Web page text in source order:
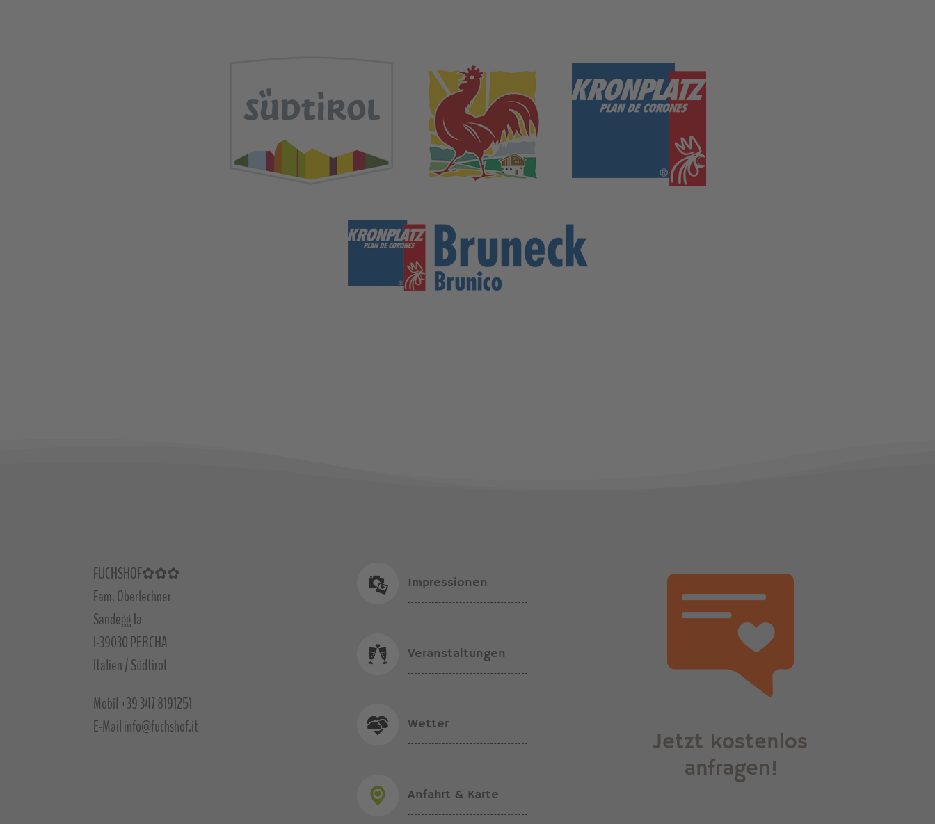
FUCHSHOF✿✿✿
Fam. Oberlechner
Sandegg 1a
I-39030 PERCHA
Italien / Südtirol
Mobil+39 347 8191251
E-Mailinfo@fuchshof.it
Impressionen
Veranstaltungen
Wetter
Anfahrt & Karte
Jetzt kostenlos
anfragen!